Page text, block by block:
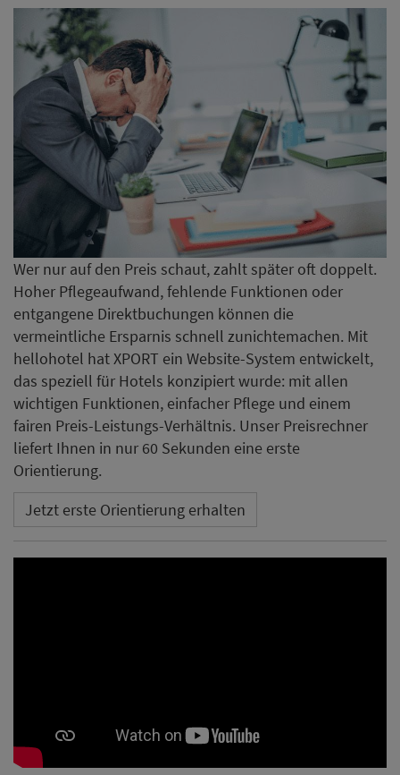
Wer nur auf den Preis schaut, zahlt später oft doppelt.
Hoher Pflegeaufwand, fehlende Funktionen oder
entgangene Direktbuchungen können die
vermeintliche Ersparnis schnell zunichtemachen. Mit
hellohotel hat XPORT ein Website-System entwickelt,
das speziell für Hotels konzipiert wurde: mit allen
wichtigen Funktionen, einfacher Pflege und einem
fairen Preis-Leistungs-Verhältnis. Unser Preisrechner
liefert Ihnen in nur 60 Sekunden eine erste
Orientierung.
Jetzt erste Orientierung erhalten